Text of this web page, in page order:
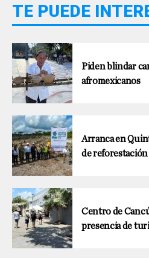
TE PUEDE
Piden blindar
afromexicanos
Arranca en
de reforestación
Centro de
presencia de